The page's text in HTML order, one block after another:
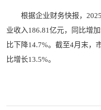
根据企业财务快报，
业收入186.81亿元，同比增
比下降14.7%。截至4月末，
比增长13.5%。